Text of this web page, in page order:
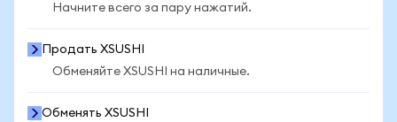
Начните всего за пару нажатий.
Продать XSUSHI
Обменяйте XSUSHI на наличные.
Обменять XSUSHI